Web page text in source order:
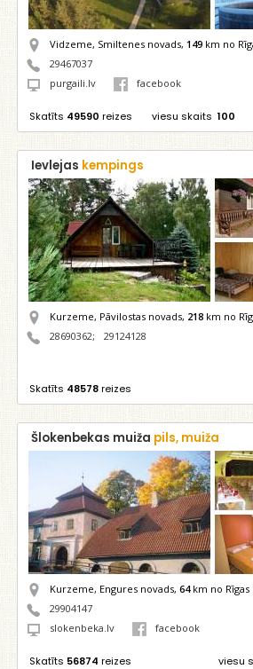
Vidzeme, Smiltenes novads, 149 km no
29467037
purgaili.lv
facebook
Skatīts 49590 reizes viesu skaits 100
Ievlejas kempings
Kurzeme, Pāvilostas novads, 218 km no
28690362; 29124128
Skatīts 48578reizes
Šlokenbekas muiža pils, muiža
Kurzeme, Engures novads, 64km no Rīgas
29904147
slokenbeka.lv
facebook
Skatīts 56874 reizes viesu